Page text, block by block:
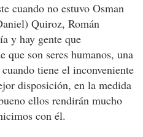
cuando no estuvo Osman
Quiroz, Román
y hay gente que
que son seres humanos, una
tiene el inconveniente
disposición, en la medida
ellos rendirán mucho
con él.